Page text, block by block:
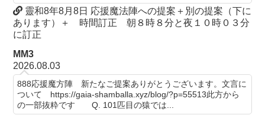
靈和8年8月8日 応援魔法陣への提案＋別の提案（下に
あります）＋ 時間訂正 朝８時８分と夜１０時０３分
に訂正
MM3
2026.08.03
888応援魔方陣 新たなご提案ありがとうございます。文言に
ついて https://gaia-shamballa.xyz/blog/?p=55513此方から
の一部抜粋です Q. 101匹目の猿では...